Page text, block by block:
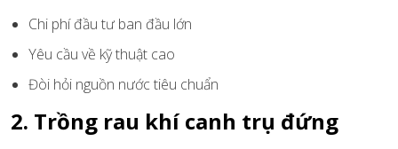
Chi phí đầu tư ban đầu lớn
Yêu cầu về kỹ thuật cao
Đòi hỏi nguồn nước tiêu chuẩn
2. Trồng rau khí canh trụ đứng